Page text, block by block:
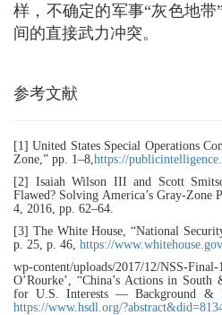
样，不确定的军事“灰色地
间的直接武力冲突。
参考文献
[1] United States Special Operations
Zone,” pp. 1–8, https://
[2] Isaiah Wilson III and Scott
Flawed? Solving America’s Gray-Zone
4, 2016, pp. 62–64.
[3] The White House, “National
p. 25, p. 46, https://
wp-content/uploads/2017/12/NSS-
O’Rourke’, “China’s Actions in
for U.S. Interests — Background &
https://www.hsdl.org/